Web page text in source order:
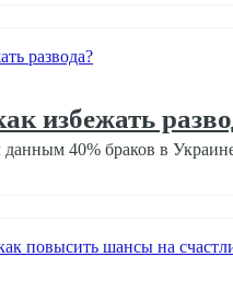
избежать
40% браков в